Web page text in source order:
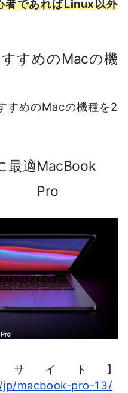
者であればLinux以外
すめのMacの機
すめのMacの機種を2
最適MacBook
Pro
サイト】
macbook-pro-13/